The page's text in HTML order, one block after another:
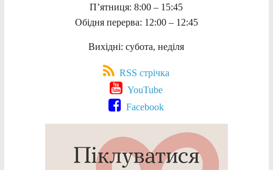
П’ятниця: 8:00 – 15:45
Обідня перерва: 12:00 – 12:45
Вихідні: субота, неділя
RSS стрічка
YouTube
Facebook